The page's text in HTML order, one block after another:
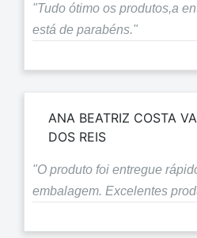
"Tudo ótimo os produtos,a
está de parabéns."
ANA BEATRIZ COSTA
DOS REIS
"O produto foi entregue
embalagem. Excelentes